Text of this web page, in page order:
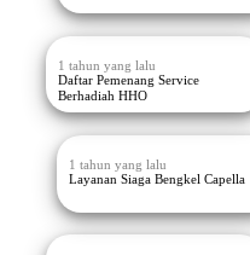
1 tahun yang lalu
Daftar Pemenang Service
Berhadiah HHO
1 tahun yang lalu
Layanan Siaga Bengkel Capella